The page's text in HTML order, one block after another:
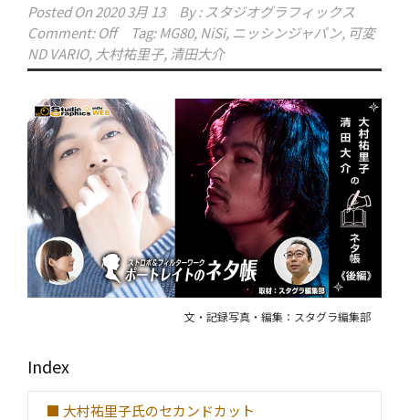
Posted On2020 3月 13 By : スタジオグラフィックス
Comment: Off
Tag:MG80, NiSi, ニッシンジャパン, 可変
ND VARIO, 大村祐里子, 清田大介
文・記録写真・編集：スタグラ編集部
Index
■ 大村祐里子氏のセカンドカット